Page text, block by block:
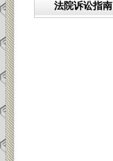
法院诉讼指南